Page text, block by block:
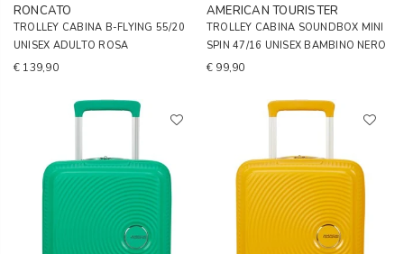
RONCATO
TROLLEY CABINA B-FLYING 55/20
UNISEX ADULTO ROSA
€ 139,90
AMERICAN TOURISTER
TROLLEY CABINA SOUNDBOX MINI
SPIN 47/16 UNISEX BAMBINO NERO
€ 99,90